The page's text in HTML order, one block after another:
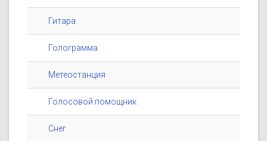
Гитара
Голограмма
Метеостанция
Голосовой помощник
Снег